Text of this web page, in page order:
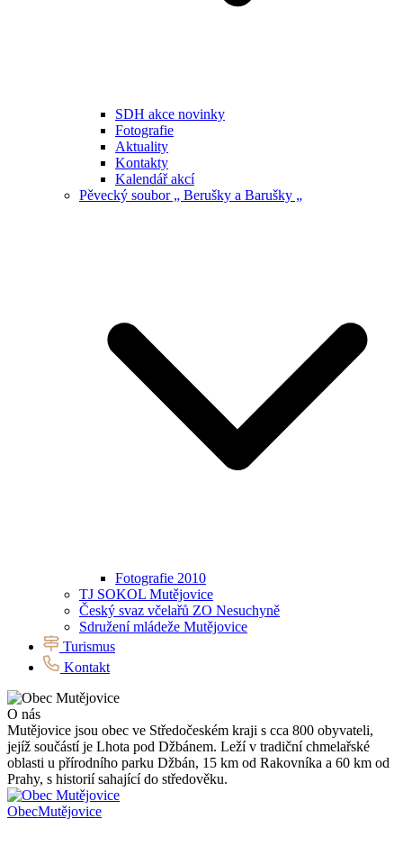
SDH akce novinky
Fotografie
Aktuality
Kontakty
Kalendář akcí
Pěvecký soubor „ Berušky a Barušky „
Fotografie 2010
TJ SOKOL Mutějovice
Český svaz včelařů ZO Nesuchyně
Sdružení mládeže Mutějovice
Turismus
Kontakt
O nás
Mutějovice jsou obec ve Středočeském kraji s cca 800 obyvateli,
jejíž součástí je Lhota pod Džbánem. Leží v tradiční chmelařské
oblasti u přírodního parku Džbán, 15 km od Rakovníka a 60 km od
Prahy, s historií sahající do středověku.
ObecMutějovice